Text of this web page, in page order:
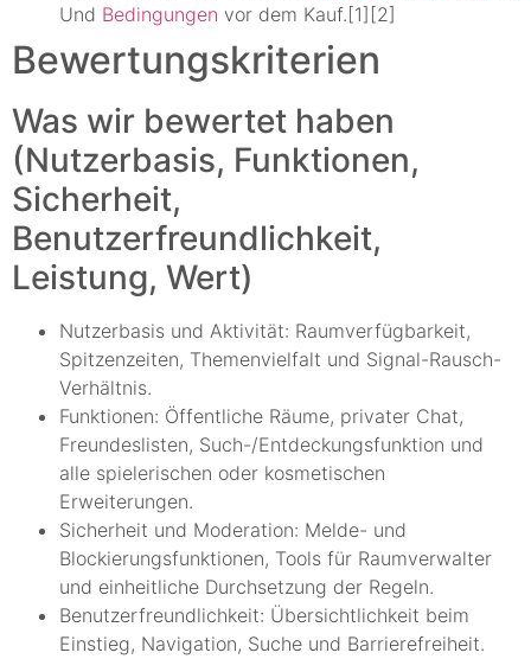
Und Bedingungen vor dem Kauf.[1][2]
Bewertungskriterien
Was wir bewertet haben
(Nutzerbasis, Funktionen,
Sicherheit,
Benutzerfreundlichkeit,
Leistung, Wert)
Nutzerbasis und Aktivität: Raumverfügbarkeit,
Spitzenzeiten, Themenvielfalt und Signal-Rausch-
Verhältnis.
Funktionen: Öffentliche Räume, privater Chat,
Freundeslisten, Such-/Entdeckungsfunktion und
alle spielerischen oder kosmetischen
Erweiterungen.
Sicherheit und Moderation: Melde- und
Blockierungsfunktionen, Tools für Raumverwalter
und einheitliche Durchsetzung der Regeln.
Benutzerfreundlichkeit: Übersichtlichkeit beim
Einstieg, Navigation, Suche und Barrierefreiheit.